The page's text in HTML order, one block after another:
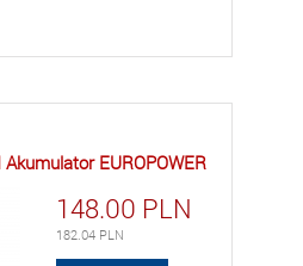
EUROPOWER
148.00 PLN
182.04 PLN